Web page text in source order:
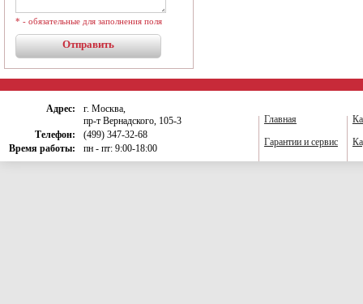
* - обязательные для заполнения поля
Адрес:
г. Москва,
пр-т Вернадского, 105-3
Телефон:
(499) 347-32-68
Время работы:
пн - пт: 9:00-18:00
Главная
Гарантии и сервис